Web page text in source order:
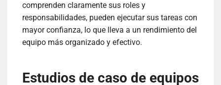
comprenden claramente sus roles y
responsabilidades, pueden ejecutar sus tareas con
mayor confianza, lo que lleva a un rendimiento del
equipo más organizado y efectivo.
Estudios de caso de equipos